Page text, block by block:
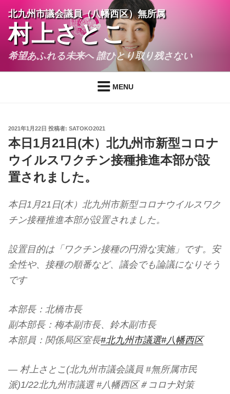
へ
北九州市議会議員（八幡西区）無所属
村上さとこ
希望あふれる未来へ 誰ひとり取り残さない
MENU
投
日:
2021年1月22日 投稿者: SATOKO2021
本日1月21日(木）北九州市新型コロナ
ウイルスワクチン接種推進本部が設
置されました。
本日1月21日(木）北九州市新型コロナウイルスワク
チン接種推進本部が設置されました。
設置目的は「ワクチン接種の円滑な実施」です。安
全性や、接種の順番など、議会でも論議になりそう
です
本部長：北橋市長
副本部長：梅本副市長、鈴木副市長
本部員：関係局区室長#北九州市議選#八幡西区
— 村上さとこ(北九州市議会議員 #無所属市民
派)1/22北九州市議選 #八幡西区＃コロナ対策